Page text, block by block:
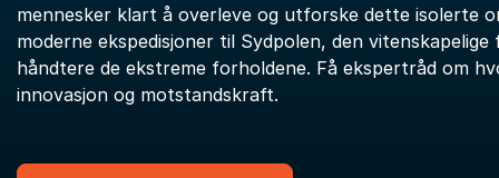
mennesker klart å overleve og utforske dette isolerte
moderne ekspedisjoner til Sydpolen, den
håndtere de ekstreme forholdene. Få ekspertråd om
innovasjon og motstandskraft.